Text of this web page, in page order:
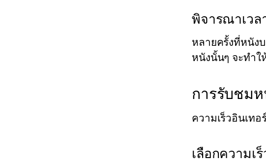
พิจารณาเวล
หลายครั้งที่หนัง
หนังนั้นๆ จะทำ
การรับชม
ความเร็วอินเท
เลือกความเ